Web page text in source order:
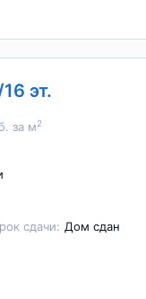
эт.
за м2
сдачи: Дом сдан